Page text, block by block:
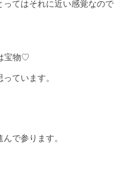
てはそれに近い感覚なので
宝物♡
ています。
で参ります。